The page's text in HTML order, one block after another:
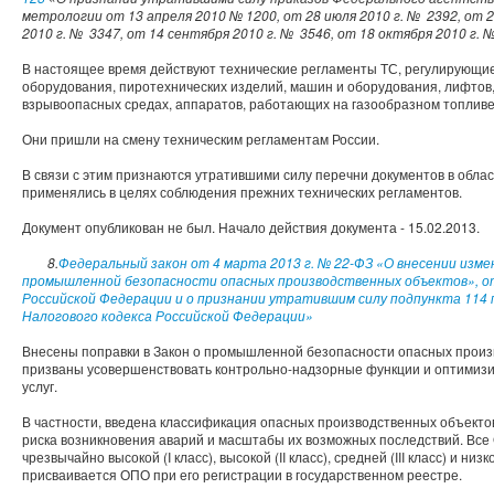
метрологии от 13 апреля 2010 № 1200, от 28 июля 2010 г. № 2392, от
2010 г. № 3347, от 14 сентября 2010 г. № 3546, от 18 октября 2010 г.
В настоящее время действуют технические регламенты ТС,
оборудования, пиротехнических изделий, машин и оборудования,
взрывоопасных средах, аппаратов, работающих на газообразном
Они пришли на смену техническим регламентам России.
В связи с этим признаются утратившими силу перечни документов в
применялись в целях соблюдения прежних технических регламентов.
Документ опубликован не был. Начало действия документа - 15.02.2013.
8.Федеральный закон от 4 марта 2013 г. № 22-ФЗ «О внесении
промышленной безопасности опасных производственных объектов»,
Российской Федерации и о признании утратившим силу подпункта
Налогового кодекса Российской Федерации»
Внесены поправки в Закон о промышленной безопасности опасных
призваны усовершенствовать контрольно-надзорные функции и
услуг.
В частности, введена классификация опасных производственных
риска возникновения аварий и масштабы их возможных последствий.
чрезвычайно высокой (I класс), высокой (II класс), средней (III класс) и
присваивается ОПО при его регистрации в государственном реестре.